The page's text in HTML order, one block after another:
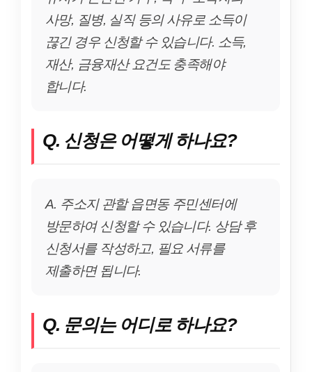
사망, 질병, 실직 등의 사유로 소득이
끊긴 경우 신청할 수 있습니다. 소득,
재산, 금융재산 요건도 충족해야
합니다.
Q. 신청은 어떻게 하나요?
A. 주소지 관할 읍면동 주민센터에
방문하여 신청할 수 있습니다. 상담 후
신청서를 작성하고, 필요 서류를
제출하면 됩니다.
Q. 문의는 어디로 하나요?